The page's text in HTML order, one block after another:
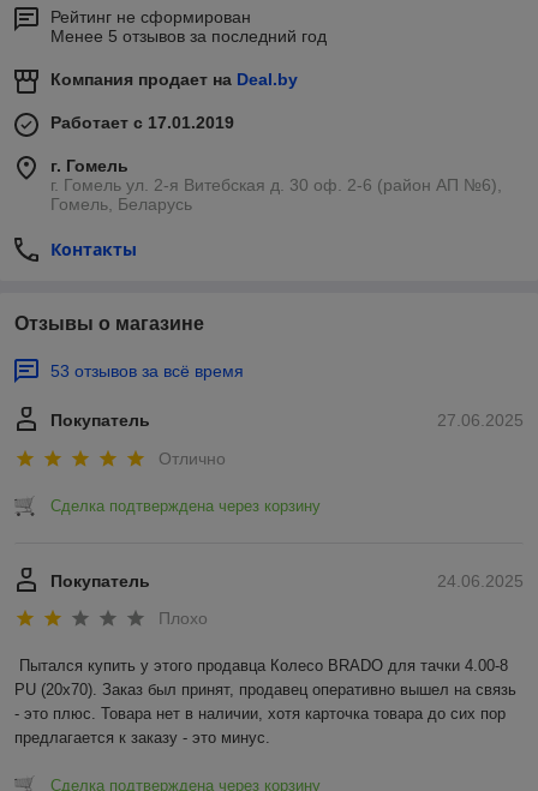
Рейтинг не сформирован
Менее 5 отзывов за последний год
Компания продает на Deal.by
Работает с 17.01.2019
г. Гомель
г. Гомель ул. 2-я Витебская д. 30 оф. 2-6 (район АП №6),
Гомель, Беларусь
Контакты
Отзывы о магазине
53 отзывов за всё время
27.06.2025
Покупатель
Отлично
Сделка подтверждена через корзину
24.06.2025
Покупатель
Плохо
Пытался купить у этого продавца Колесо BRADO для тачки 4.00-8
PU (20x70). Заказ был принят, продавец оперативно вышел на связь
- это плюс. Товара нет в наличии, хотя карточка товара до сих пор
предлагается к заказу - это минус.
Сделка подтверждена через корзину